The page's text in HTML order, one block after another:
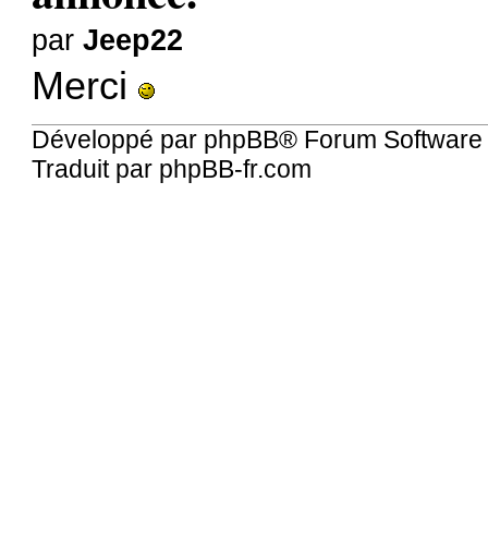
parJeep22
Merci
Développé par phpBB® Forum
Traduit par phpBB-fr.com